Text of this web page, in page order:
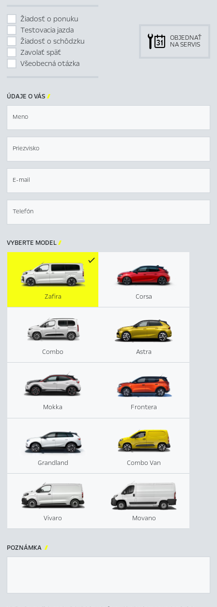
Žiadosť o ponuku
Testovacia jazda
Žiadosť o schôdzku
Zavolať späť
Všeobecná otázka
OBJEDNAŤ
NA SERVIS
ÚDAJE O VÁS 
Meno
Priezvisko
E-mail
Telefón
VYBERTE MODEL
Corsa
Combo Astra
Mokka Frontera
Grandland
Zafira
Combo Van
Vivaro Movano
POZNÁMKA 